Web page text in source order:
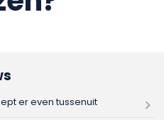
er even tussenuit